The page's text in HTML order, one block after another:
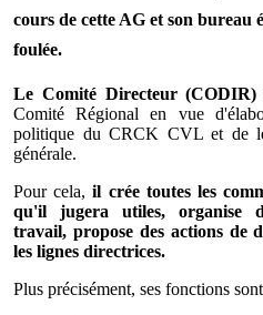
cours de cette AG et son bureau
foulée.
Le Comité Directeur (CODIR)
Comité Régional en vue
politique du CRCK CVL et de
générale.
Pour cela, il crée toutes les
qu'il jugera utiles, organise
travail, propose des actions de
les lignes directrices.
Plus précisément, ses fonctions